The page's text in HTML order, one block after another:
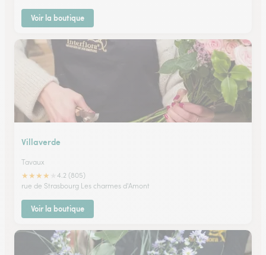
Voir la boutique
Villaverde
Tavaux
★★★★
4.2 (805)
rue de Strasbourg Les charmes d'Amont
Voir la boutique